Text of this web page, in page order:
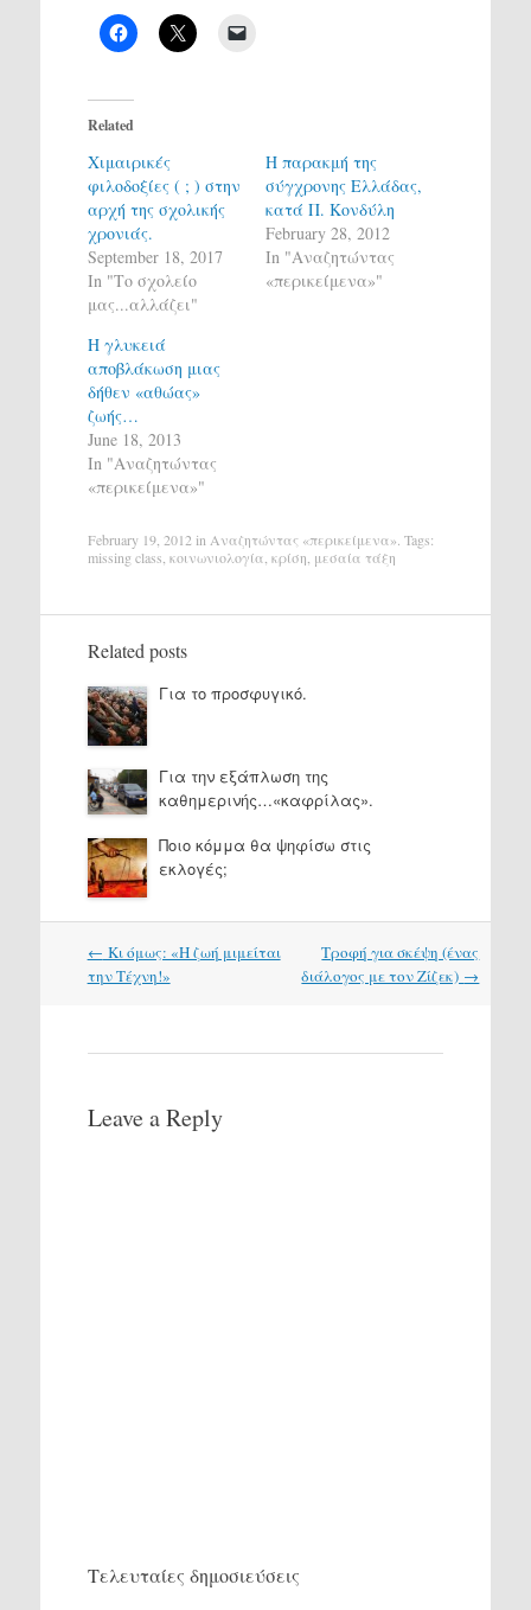
Related
Χιμαιρικές
φιλοδοξίες ( ; ) στην
αρχή της σχολικής
χρονιάς.
September 18, 2017
In "Το σχολείο
μας...αλλάζει"
Η παρακμή της
σύγχρονης Ελλάδας,
κατά Π. Κονδύλη
February 28, 2012
In "Αναζητώντας
«περικείμενα»"
Η γλυκειά
αποβλάκωση μιας
δήθεν «αθώας»
ζωής…
June 18, 2013
In "Αναζητώντας
«περικείμενα»"
February 19, 2012 in Αναζητώντας «περικείμενα» . Tags:
missing class κοινωνιολογία κρίση μεσαία τάξη
Related posts
Για το προσφυγικό.
Για την εξάπλωση της
καθημερινής…«καφρίλας».
Ποιο κόμμα θα ψηφίσω στις
εκλογές;
Post
navigation
← Κι όμως: «Η ζωή μιμείται
την Τέχνη!»
Τροφή για σκέψη (ένας
διάλογος με τον Ζίζεκ) →
Leave a Reply
Τελευταίες δημοσιεύσεις